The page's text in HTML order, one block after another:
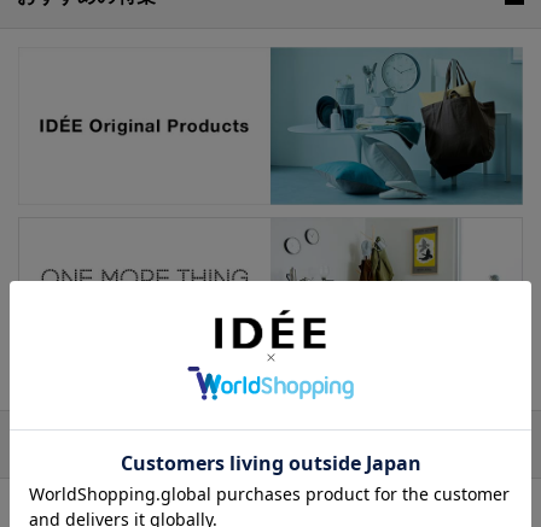
おうち時間の足元もお気に入りのもので